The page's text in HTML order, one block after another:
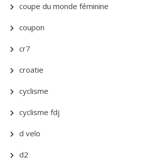
coupe du monde féminine
coupon
cr7
croatie
cyclisme
cyclisme fdj
d velo
d2